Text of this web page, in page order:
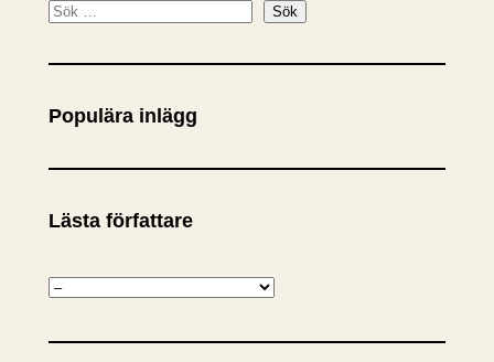
S
k
Sök
Populära inlägg
Lästa författare
K
t